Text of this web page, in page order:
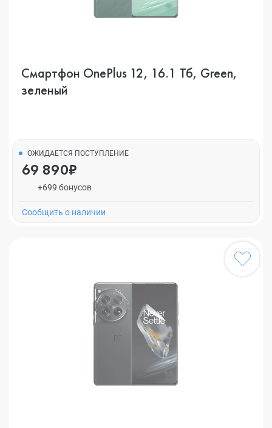
Смартфон OnePlus 12, 16.1 Тб, Green,
зеленый
ОЖИДАЕТСЯ ПОСТУПЛЕНИЕ
69 890₽
+699 бонусов
Cообщить о наличии